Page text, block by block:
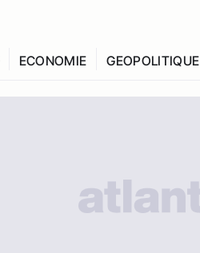
ECONOMIE GEOPOLITIQUE